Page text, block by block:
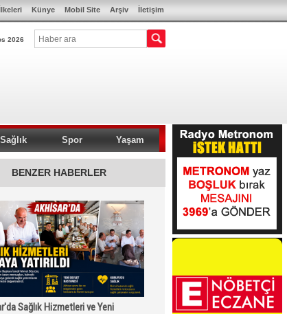
İletişim
Arşiv
Mobil Site
Künye
2026
Sağlık Spor Yaşam
BENZER HABERLER
Sağlık Hizmetleri ve Yeni